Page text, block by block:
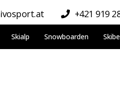
+421 919
Skialp Snowboarden